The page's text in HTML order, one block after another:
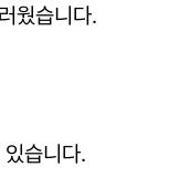
웠습니다.
습니다.